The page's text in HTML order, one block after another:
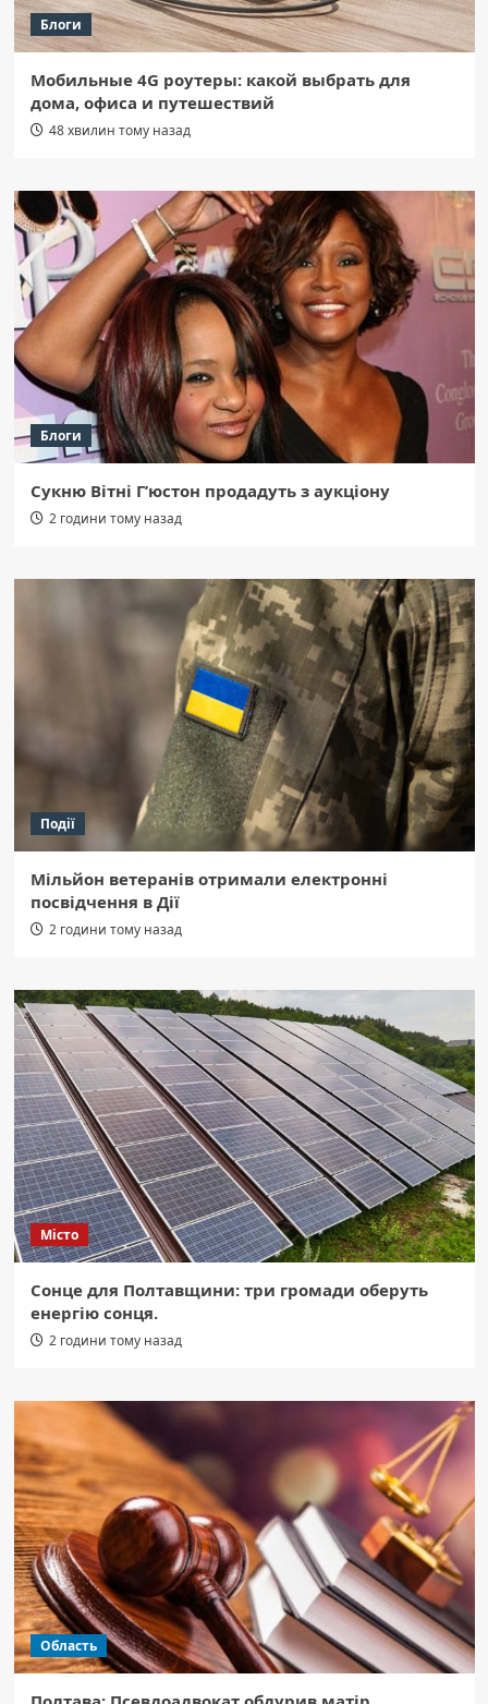
Блоги
Мобильные 4G роутеры: какой выбрать для
дома, офиса и путешествий
48 хвилин тому назад
Блоги
Сукню Вітні Г’юстон продадуть з аукціону
2 години тому назад
Події
Мільйон ветеранів отримали електронні
посвідчення в Дії
2 години тому назад
Місто
Сонце для Полтавщини: три громади оберуть
енергію сонця.
2 години тому назад
Область